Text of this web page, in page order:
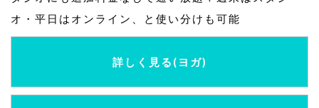
オ・平日はオンライン、と使い分けも可能
詳しく見る(ヨガ)